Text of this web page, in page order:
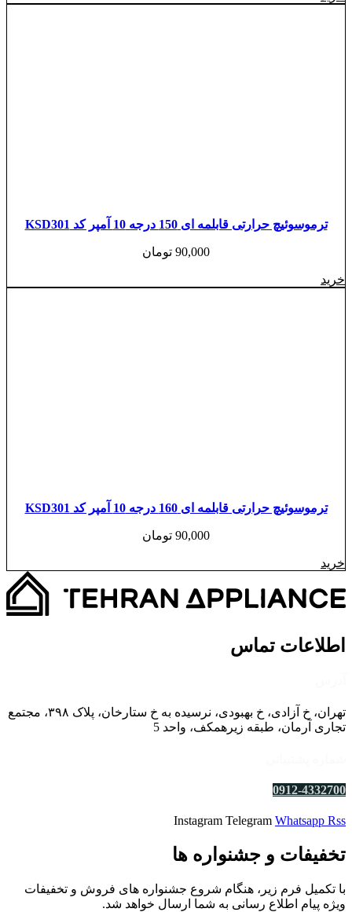
ترموسوئیچ حرارتی قابلمه ای 150 درجه 10 آمپر کد KSD301
90,000 تومان
خرید
ترموسوئیچ حرارتی قابلمه ای 160 درجه 10 آمپر کد KSD301
90,000 تومان
خرید
اطلاعات تماس
تهران، خ آزادی، خ بهبودی، نرسیده به خ ستارخان، پلاک ۳۹۸، مجتمع
تجاری آرمان، طبقه زیرهمکف، واحد 5
0912-4332700
Instagram Telegram Whatsapp Rss
تخفیفات و جشنواره ها
با تکمیل فرم زیر، هنگام شروع جشنواره های فروش و تخفیفات
ویژه پیام اطلاع رسانی به شما ارسال خواهد شد.